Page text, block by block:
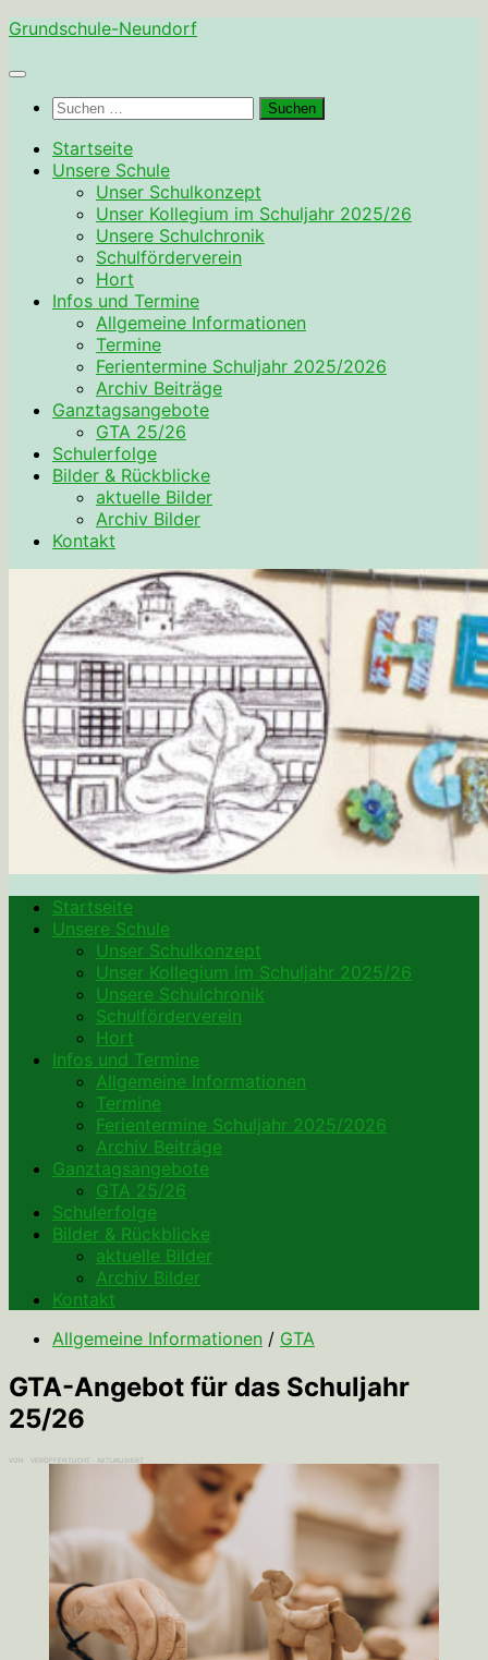
Zum
springen
Grundschule-Neundorf
Suchen
Startseite
Unsere Schule
Unser Schulkonzept
Unser Kollegium im Schuljahr 2025/26
Unsere Schulchronik
Schulförderverein
Hort
Infos und Termine
Allgemeine Informationen
Termine
Ferientermine Schuljahr 2025/2026
Archiv Beiträge
Ganztagsangebote
GTA 25/26
Schulerfolge
Bilder & Rückblicke
aktuelle Bilder
Archiv Bilder
Kontakt
Startseite
Unsere Schule
Unser Schulkonzept
Unser Kollegium im Schuljahr 2025/26
Unsere Schulchronik
Schulförderverein
Hort
Infos und Termine
Allgemeine Informationen
Termine
Ferientermine Schuljahr 2025/2026
Archiv Beiträge
Ganztagsangebote
GTA 25/26
Schulerfolge
Bilder & Rückblicke
aktuelle Bilder
Archiv Bilder
Kontakt
Allgemeine Informationen / GTA
GTA-Angebot für das Schuljahr
25/26
VON · VERÖFFENTLICHT · AKTUALISIERT